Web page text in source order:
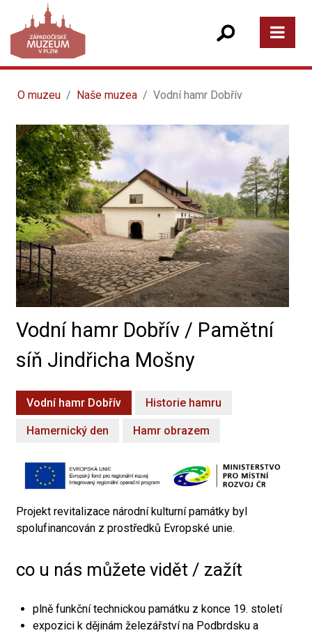
O muzeu Naše muzea Vodní hamr Dobřív
Vodní hamr Dobřív / Pamětní
síň Jindřicha Mošny
Vodní hamr Dobřív Historie hamru
Hamernický den Hamr obrazem
Projekt revitalizace národní kulturní památky byl
spolufinancován z prostředků Evropské unie.
co u nás můžete vidět / zažít
plně funkční technickou památku z konce 19. století
expozici k dějinám železářství na Podbrdsku a